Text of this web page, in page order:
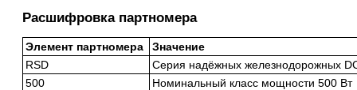
Расшифровка партномера
Элемент партномера
Значение
RSD
Серия надёжных железнодорожных
500
Номинальный класс мощности 500 Вт